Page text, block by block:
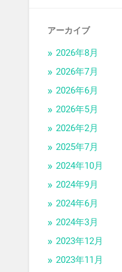
アーカイブ
2026年8月
2026年7月
2026年6月
2026年5月
2026年2月
2025年7月
2024年10月
2024年9月
2024年6月
2024年3月
2023年12月
2023年11月